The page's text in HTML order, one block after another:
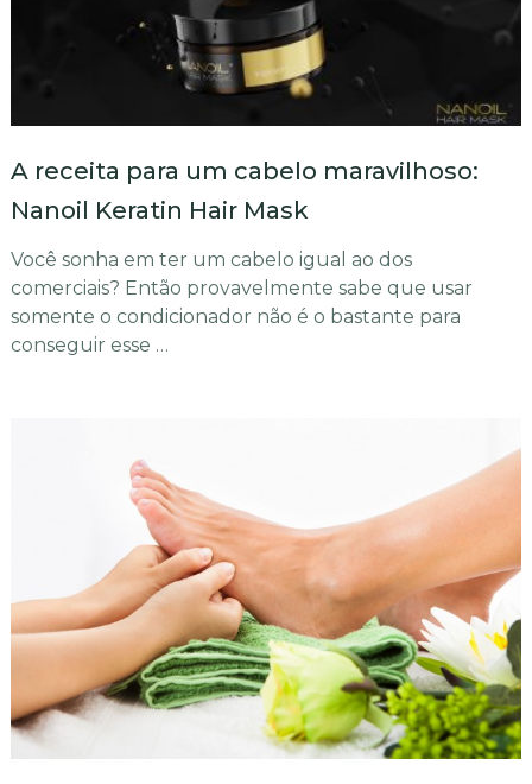
A receita para um cabelo maravilhoso:
Nanoil Keratin Hair Mask
Você sonha em ter um cabelo igual ao dos
comerciais? Então provavelmente sabe que usar
somente o condicionador não é o bastante para
conseguir esse …